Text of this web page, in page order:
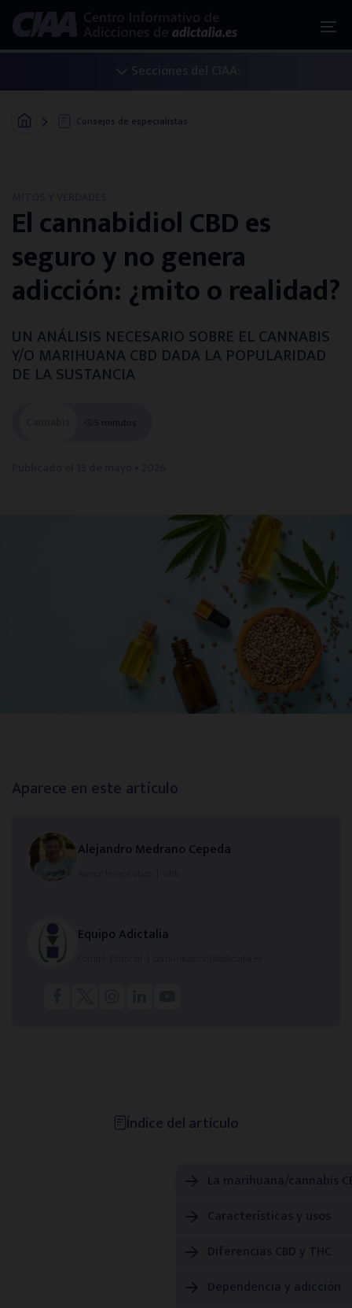
Iniciar un tratamiento
Adicciones: la guía básica
Alternativas de tratamiento
Acceso al sistema público
¿Eres familiar? Te ayudamos
Centros en tu provincia
Madrid
Oviedo
Zaragoza
Murcia
Toledo
Vídeos informativos
Secciones del CIAA:
Consejos de especialistas
El cannabidiol CBD es
seguro y no genera
adicción: ¿mito o realidad?
UN ANÁLISIS NECESARIO SOBRE EL CANNABIS
Y/O MARIHUANA CBD DADA LA POPULARIDAD
DE LA SUSTANCIA
5 minutos
Aparece en este artículo
Alejandro Medrano Cepeda
Equipo Adictalia
Índice del artículo
La marihuana/cannabis
Características y usos
Diferencias CBD y THC
Dependencia y adicción